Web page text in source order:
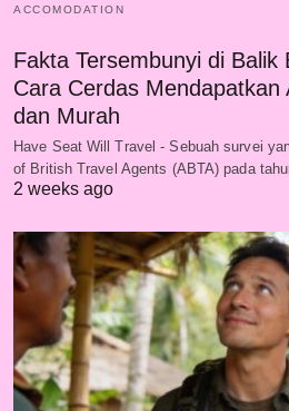
ACCOMODATION
Fakta Tersembunyi di Balik
Cara Cerdas Mendapatkan
dan Murah
Have Seat Will Travel - Sebuah survei
of British Travel Agents (ABTA) pada
2 weeks ago